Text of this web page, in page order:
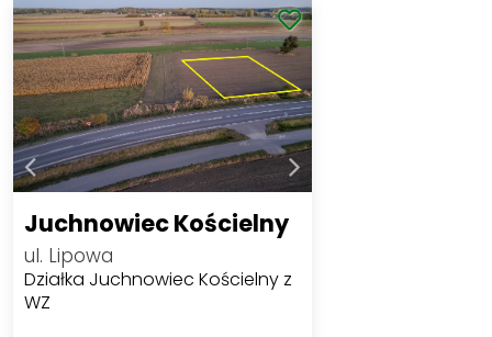
Juchnowiec Kościelny
ul. Lipowa
Działka Juchnowiec Kościelny z
WZ